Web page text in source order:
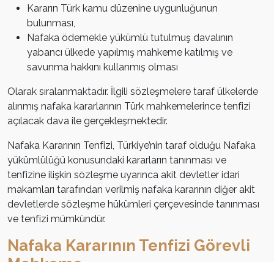
Kararın Türk kamu düzenine uygunluğunun
bulunması,
Nafaka ödemekle yükümlü tutulmuş davalının
yabancı ülkede yapılmış mahkeme katılmış ve
savunma hakkını kullanmış olması
Olarak sıralanmaktadır. İlgili sözleşmelere taraf ülkelerde
alınmış nafaka kararlarının Türk mahkemelerince tenfizi
açılacak dava ile gerçekleşmektedir.
Nafaka Kararının Tenfizi, Türkiye’nin taraf olduğu Nafaka
yükümlülüğü konusundaki kararların tanınması ve
tenfizine ilişkin sözleşme uyarınca akit devletler idari
makamları tarafından verilmiş nafaka kararının diğer akit
devletlerde sözleşme hükümleri çerçevesinde tanınması
ve tenfizi mümkündür.
Nafaka Kararının Tenfizi Görevli